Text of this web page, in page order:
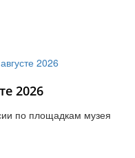
2026
по площадкам музея